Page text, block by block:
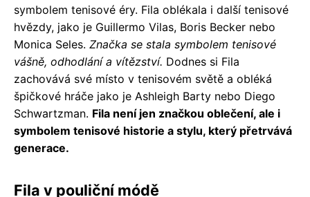
symbolem tenisové éry. Fila oblékala i další tenisové
hvězdy, jako je Guillermo Vilas, Boris Becker nebo
Monica Seles. Značka se stala symbolem tenisové
vášně, odhodlání a vítězství. Dodnes si Fila
zachovává své místo v tenisovém světě a obléká
špičkové hráče jako je Ashleigh Barty nebo Diego
Schwartzman. Fila není jen značkou oblečení, ale i
symbolem tenisové historie a stylu, který přetrvává
generace.
Fila v pouliční módě